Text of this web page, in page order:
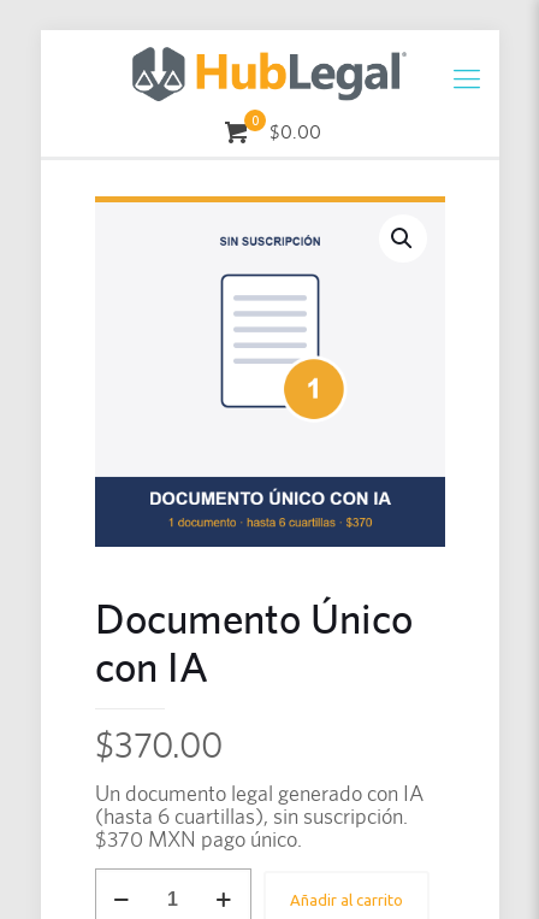
0 $0.00
Documento Único
con IA
$370.00
Un documento legal generado con IA
(hasta 6 cuartillas), sin suscripción.
$370 MXN pago único.
Único
Añadir al carrito